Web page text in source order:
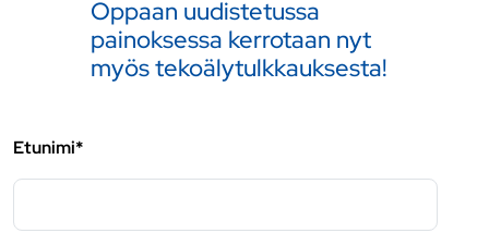
Oppaan uudistetussa
painoksessa kerrotaan nyt
myös tekoälytulkkauksesta!
Etunimi*